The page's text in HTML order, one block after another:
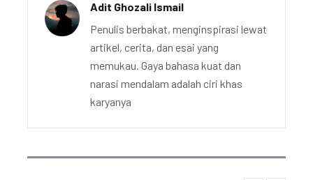
Adit Ghozali Ismail
Penulis berbakat, menginspirasi lewat
artikel, cerita, dan esai yang
memukau. Gaya bahasa kuat dan
narasi mendalam adalah ciri khas
karyanya